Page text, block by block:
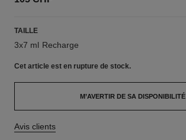
TAILLE
3x7 ml Recharge
Cet article est en rupture de stock.
M’AVERTIR DE SA DISPONIBILITÉ
Avis clients